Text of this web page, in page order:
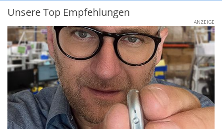
Unsere Top Empfehlungen
ANZEIGE